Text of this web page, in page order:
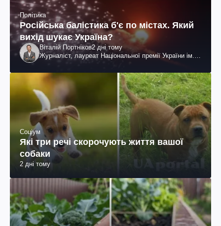
Політика
Російська балістика б'є по містах. Який
вихід шукає Україна?
Віталій Портніков2 дні тому
Журналіст, лауреат Національної премії України ім.
Соціум
Які три речі скорочують життя вашої
собаки
2 дні тому